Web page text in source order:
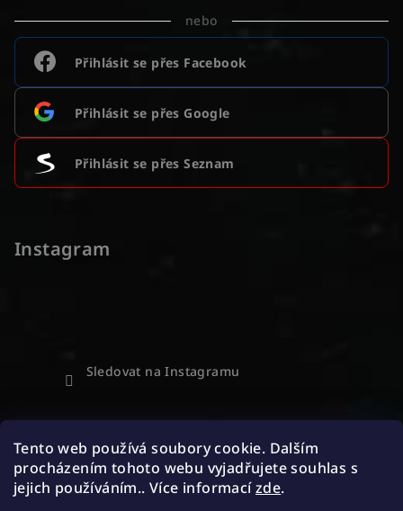
Tento web používá soubory cookie. Dalším
procházením tohoto webu vyjadřujete souhlas s
jejich používáním.. Více informacízde.
nebo
Přihlásit se přes Facebook
Přihlásit se přes Google
Přihlásit se přes Seznam
Instagram
Sledovat na Instagramu
Přijímáme online platby